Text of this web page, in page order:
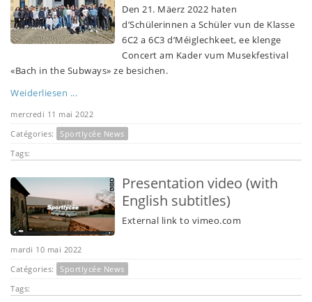
Den 21. Mäerz 2022 haten
d’Schülerinnen a Schüler vun de Klasse
6C2 a 6C3 d’Méiglechkeet, ee klenge
Concert am Kader vum Musekfestival
«Bach in the Subways» ze besichen.
Weiderliesen ...
mercredi 11 mai 2022
Catégories:
Sportlycée News
Tags:
Presentation video (with
English subtitles)
External link to vimeo.com
mardi 10 mai 2022
Catégories:
Sportlycée News
Tags: